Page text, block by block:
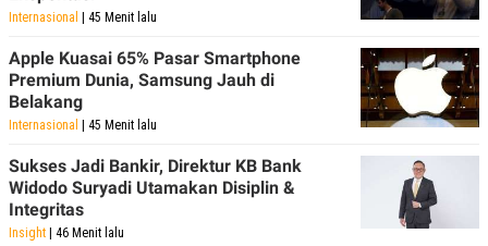
Internasional | 45 Menit lalu
Apple Kuasai 65% Pasar Smartphone
Premium Dunia, Samsung Jauh di
Belakang
Internasional | 45 Menit lalu
Sukses Jadi Bankir, Direktur KB Bank
Widodo Suryadi Utamakan Disiplin &
Integritas
Insight | 46 Menit lalu